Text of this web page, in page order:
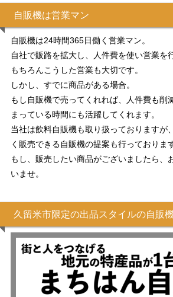
自販機は営業マン
自販機は24時間365日働く営業マン。
自社で販路を拡大し、人件費を使い営業を
もちろんこうした営業も大切です。
しかし、すでに商品がある場合。
もし自販機で売ってくれれば、人件費も削
まっている時間にも活躍してくれます。
当社は飲料自販機も取り扱っておりますが
く販売できる自販機の提案も行っておりま
もし、販売したい商品がございましたら、
いませ。
久留米市限定の出品スタイルの自販